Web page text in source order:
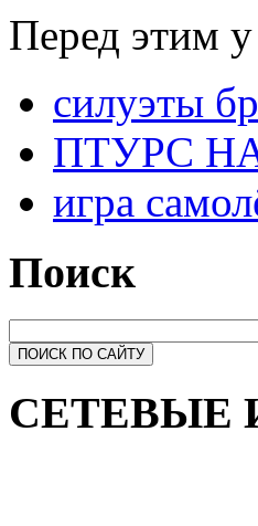
Перед этим
силуэты
ПТУРС
игра
Поиск
СЕТЕВЫЕ